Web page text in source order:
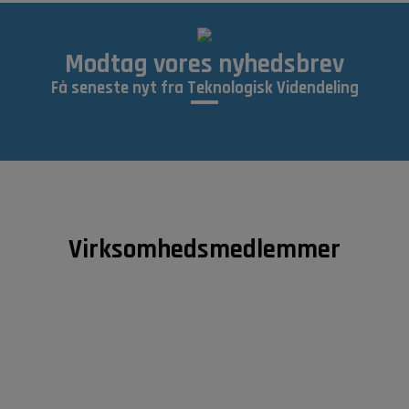
Modtag vores nyhedsbrev
Få seneste nyt fra Teknologisk Videndeling
Virksomhedsmedlemmer